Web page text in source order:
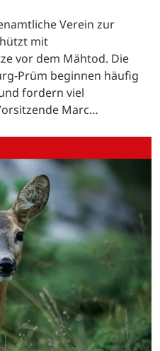
Verein zur
mit
vor dem Mähtod. Die
Prüm beginnen häufig
fordern viel
Marc…